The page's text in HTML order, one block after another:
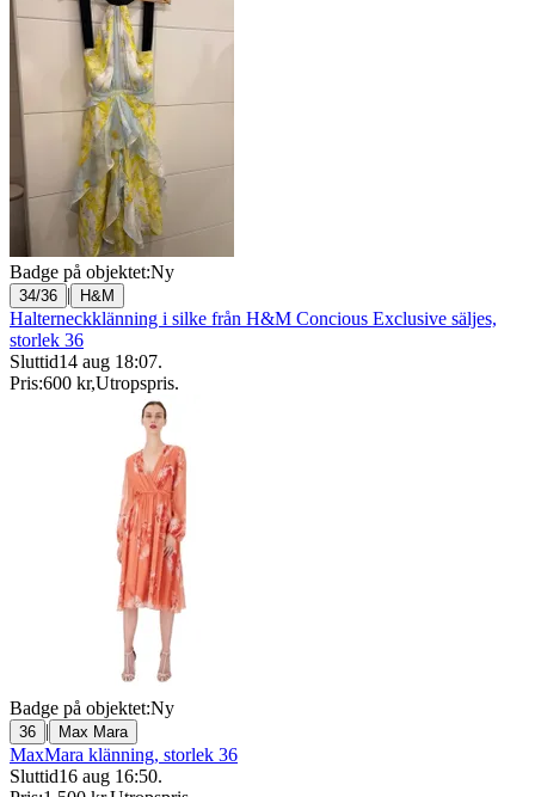
Badge på objektet:Ny
34/36 | H&M
Halterneckklänning i silke från H&M Concious Exclusive säljes,
storlek 36
Sluttid14 aug 18:07.
Pris:600 kr,Utropspris.
Badge på objektet:Ny
36 | Max Mara
MaxMara klänning, storlek 36
Sluttid16 aug 16:50.